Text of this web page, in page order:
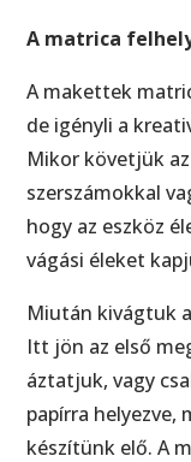
A matrica
A makettek
de igényli a
Mikor követjük
szerszámokkal
hogy az eszköz
vágási éleket
Miután kivágtuk
Itt jön az első
áztatjuk, vagy
papírra
készítünk elő. A